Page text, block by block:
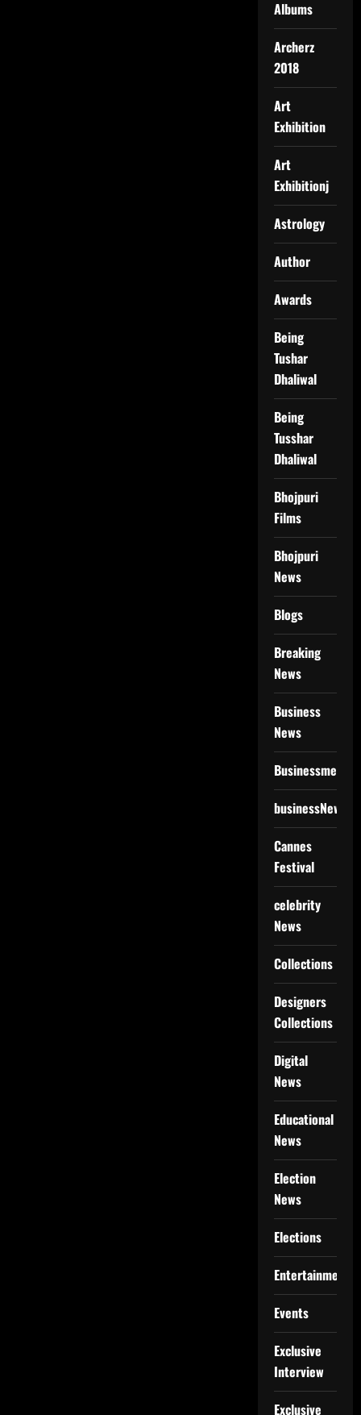
Albums
Archerz
2018
Art
Exhibition
Art
Exhibitionj
Astrology
Author
Awards
Being
Tushar
Dhaliwal
Being
Tusshar
Dhaliwal
Bhojpuri
Films
Bhojpuri
News
Blogs
Breaking
News
Business
News
Businessmen
businessNews
Cannes
Festival
celebrity
News
Collections
Designers
Collections
Digital
News
Educational
News
Election
News
Elections
Entertainment
Events
Exclusive
Interview
Exclusive